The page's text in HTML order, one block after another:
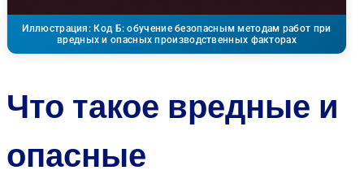
Иллюстрация: Код Б: обучение безопасным методам работ при
вредных и опасных производственных факторах
Что такое вредные и
опасные